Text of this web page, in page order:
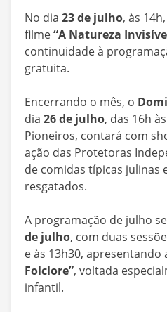
No dia 23 de julho, às
filme“A Natureza
continuidade à
gratuita.
Encerrando o mês, o
dia 26 de julho, das 16h
Pioneiros, contará com
ação das Protetoras
de comidas típicas julinas
resgatados.
A programação de julho
de julho, com duas
e às 13h30, apresentando
Folclore”, voltada
infantil.